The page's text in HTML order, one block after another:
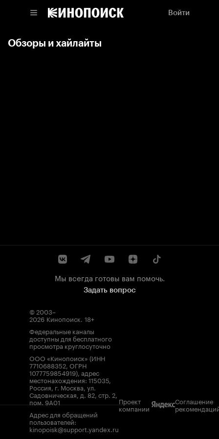
Войти
Обзоры и хайлайты
Мы всегда готовы вам помочь.
Задать вопрос
© 2003–
2026 Кинопоиск. 18+
Федеральные каналы
доступны для бесплатного
просмотра круглосуточно
ООО «Кинопоиск» (ИНН
7710688352, ОГРН
1077759854919), адрес
местонахождения: 115035,
Россия, г. Москва, ул.
Садовническая, д. 82, стр. 2,
пом. 9А01
Адрес для обращений
пользователей:
kinopoisk@support.yandex.ru
Проект
компании
Соглашение